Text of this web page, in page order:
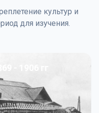
культур и
для изучения.
- 1906 гг